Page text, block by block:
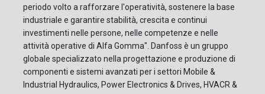
periodo volto a rafforzare l'operatività, sostenere la base
industriale e garantire stabilità, crescita e continui
investimenti nelle persone, nelle competenze e nelle
attività operative di Alfa Gomma". Danfoss è un gruppo
globale specializzato nella progettazione e produzione di
componenti e sistemi avanzati per i settori Mobile &
Industrial Hydraulics, Power Electronics & Drives, HVACR &